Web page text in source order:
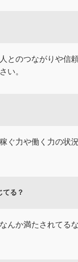
とのつながりや信
い。
ぐ力や働く力の状
てる？
んか満たされてる